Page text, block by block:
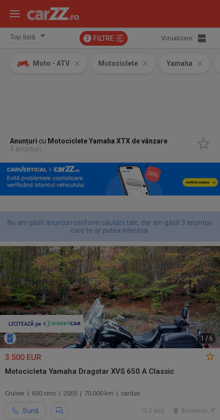
3 FILTRE Vizualizare:
Moto - ATV Motociclete Yamaha
Anunțuri cu MotocicleteYamaha XTX de vânzare
3 anunțuri
Nu am găsit anunțuri conform căutării tale, dar am găsit 3 anunțuri
care te-ar putea interesa.
1 /6
3.500 EUR
Motocicleta Yamaha Dragstar XVS 650 A Classic
Cruiser | 650 cmc | 2005 | 70.000 km | cardan
Sună Bucuresti, IF
5 aug.